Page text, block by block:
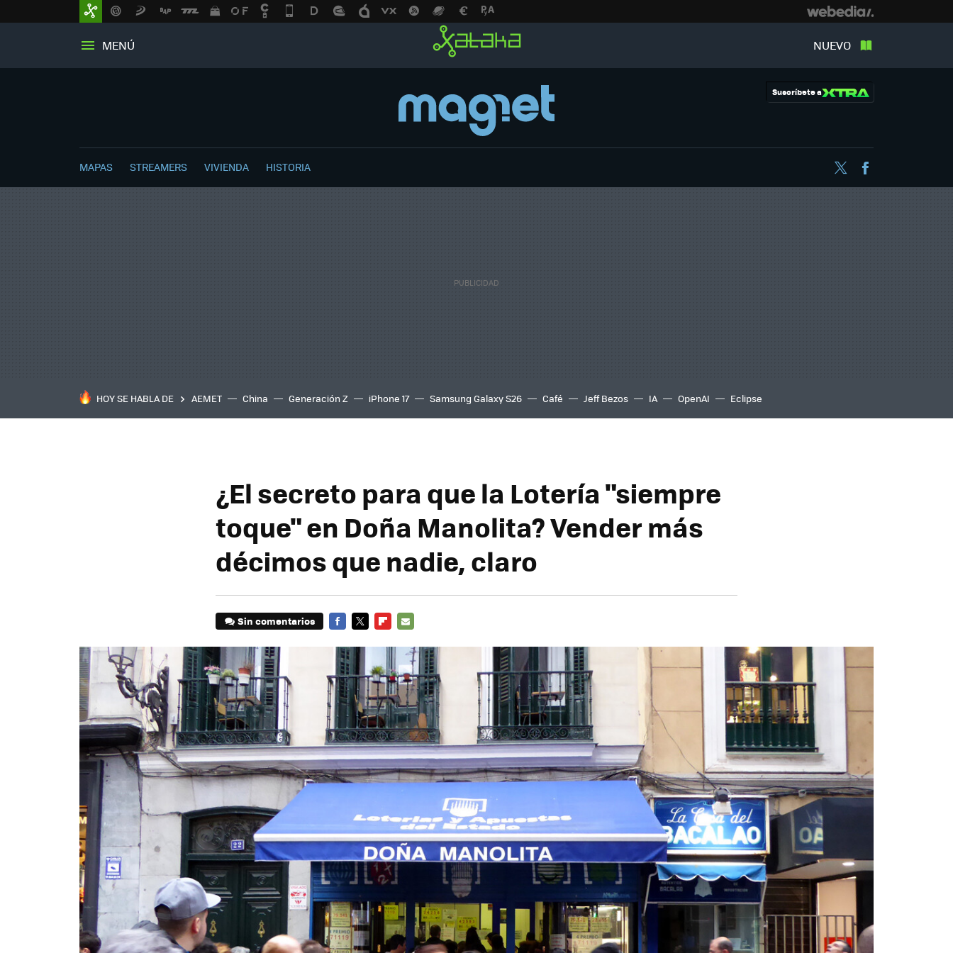
MENÚ NUEVO
Suscríbete a
MAPAS STREAMERS VIVIENDA HISTORIA Twitter
HOY SE HABLA DE AEMET China Generación Z iPhone 17 Samsung Galaxy S26 Café Jeff Bezos IA OpenAI Eclipse
¿El secreto para que la Lotería "siempre
toque" en Doña Manolita? Vender más
décimos que nadie, claro
Sin comentarios
MAIL